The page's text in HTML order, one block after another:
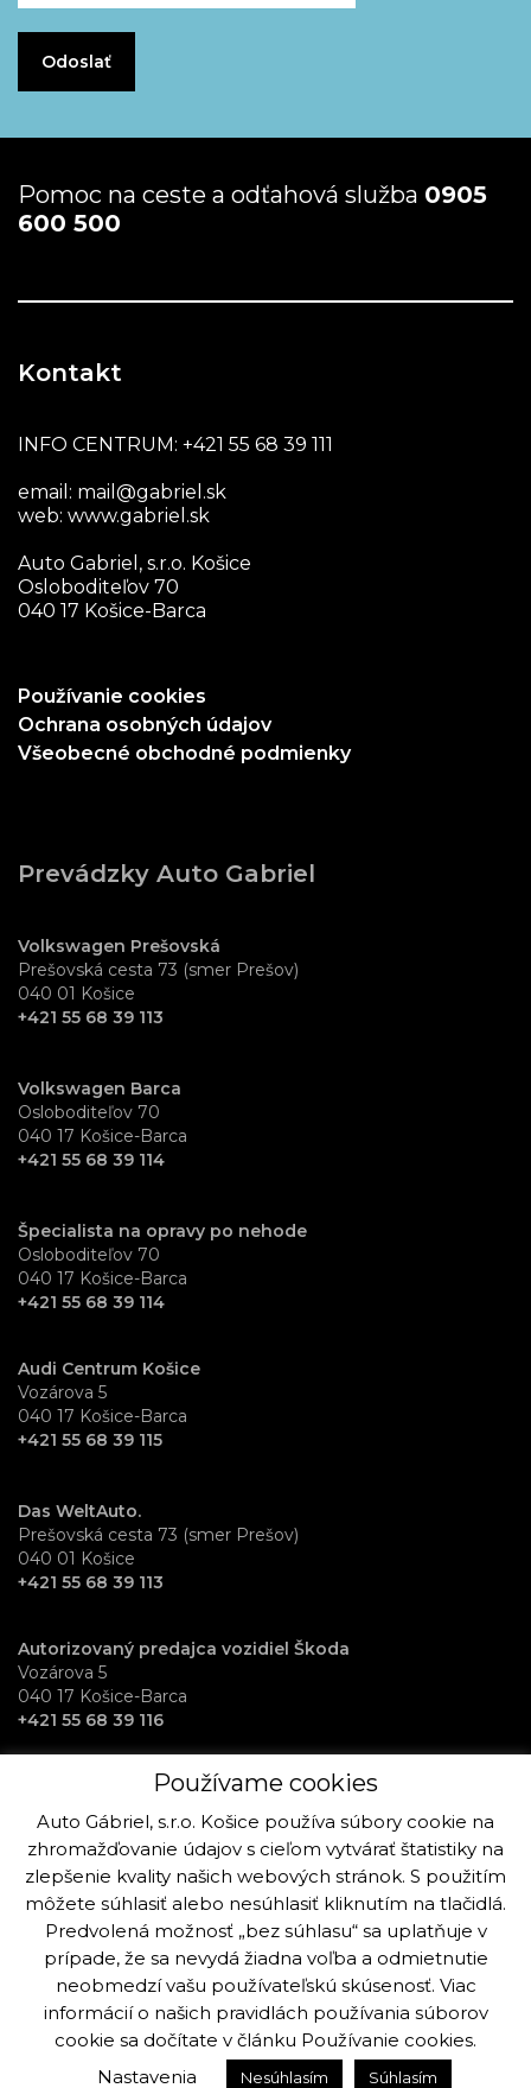
Pomoc na ceste a odťahová služba 0905
600 500
Kontakt
INFO CENTRUM: +421 55 68 39 111
email: mail@gabriel.sk
web: www.gabriel.sk
Auto Gabriel, s.r.o. Košice
Osloboditeľov 70
040 17 Košice-Barca
Používanie cookies
Ochrana osobných údajov
Všeobecné obchodné podmienky
Prevádzky Auto Gabriel
Volkswagen Prešovská
Prešovská cesta 73 (smer Prešov)
040 01 Košice
+421 55 68 39 113
Volkswagen Barca
Osloboditeľov 70
040 17 Košice-Barca
+421 55 68 39 114
Špecialista na opravy po nehode
Osloboditeľov 70
040 17 Košice-Barca
+421 55 68 39 114
Audi Centrum Košice
Vozárova 5
040 17 Košice-Barca
+421 55 68 39 115
Das WeltAuto.
Prešovská cesta 73 (smer Prešov)
040 01 Košice
+421 55 68 39 113
Autorizovaný predajca vozidiel Škoda
Vozárova 5
040 17 Košice-Barca
+421 55 68 39 116
RentAuto požičovňa vozidiel
Osloboditeľov 70
040 17 Košice-Barca
+421 915 992 864
Copyright © Auto Gabriel, s.r.o. Košice 2019 - 2025. Všetky práva k
stránke a fotografiám sú vyhradené viac info.
Vytvorilo:Ogilvy Košice
Používame cookies
Auto Gábriel, s.r.o. Košice používa súbory cookie na
zhromažďovanie údajov s cieľom vytvárať štatistiky na
zlepšenie kvality našich webových stránok. S použitím
môžete súhlasiť alebo nesúhlasiť kliknutím na tlačidlá.
Predvolená možnosť „bez súhlasu“ sa uplatňuje v
prípade, že sa nevydá žiadna voľba a odmietnutie
neobmedzí vašu používateľskú skúsenosť. Viac
informácií o našich pravidlách používania súborov
cookie sa dočítate v článku Používanie cookies.
Nastavenia
Nesúhlasím Súhlasím